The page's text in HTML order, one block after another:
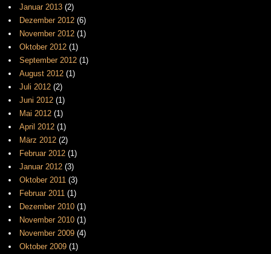
Januar 2013 (2)
Dezember 2012 (6)
November 2012 (1)
Oktober 2012 (1)
September 2012 (1)
August 2012 (1)
Juli 2012 (2)
Juni 2012 (1)
Mai 2012 (1)
April 2012 (1)
März 2012 (2)
Februar 2012 (1)
Januar 2012 (3)
Oktober 2011 (3)
Februar 2011 (1)
Dezember 2010 (1)
November 2010 (1)
November 2009 (4)
Oktober 2009 (1)